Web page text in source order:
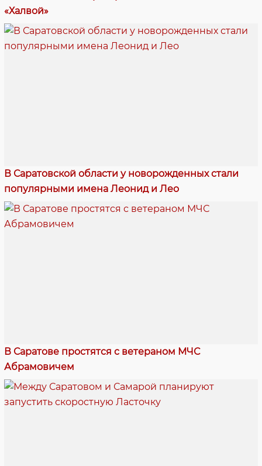
«Халвой»
В Саратовской области у новорожденных стали
популярными имена Леонид и Лео
В Саратове простятся с ветераном МЧС
Абрамовичем